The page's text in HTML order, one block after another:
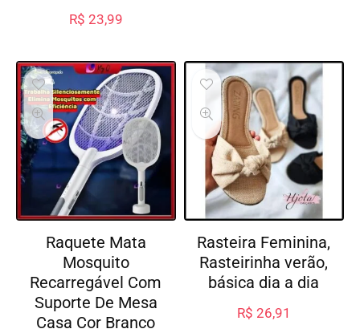
R$ 23,99
Raquete Mata
Mosquito
Recarregável Com
Suporte De Mesa
Casa Cor Branco
Rasteira Feminina,
Rasteirinha verão,
básica dia a dia
R$ 26,91